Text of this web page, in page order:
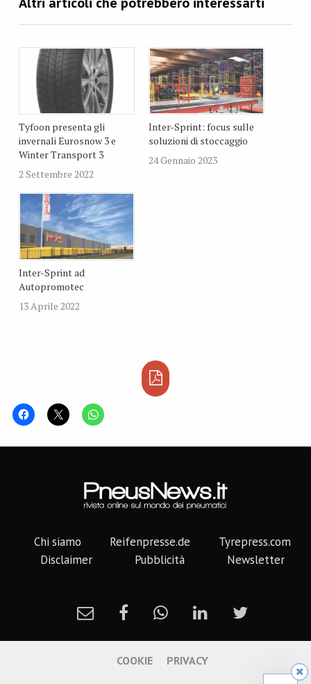
Tyfoon presenta gli
invernali Eurosnow 3 e
Winter Transport 3
2 Settembre 2022
Inter-Sprint: focus sulle
soluzioni di stoccaggio
24 Gennaio 2023
Inter-Sprint ad
Autopromotec
13 Aprile 2022
Chi siamo Reifenpresse.de
Tyrepress.com
Disclaimer
Pubblicità Newsletter
COOKIE PRIVACY